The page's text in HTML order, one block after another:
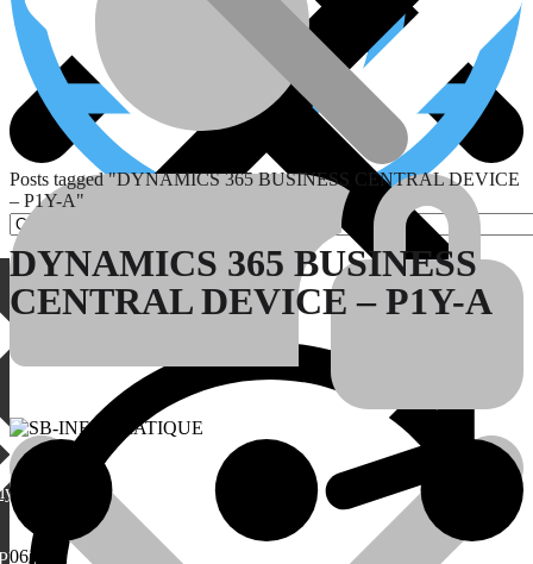
Pages
Posts tagged "DYNAMICS 365 BUSINESS CENTRAL DEVICE
– P1Y-A"
DYNAMICS 365 BUSINESS
CENTRAL DEVICE – P1Y-A
06Août